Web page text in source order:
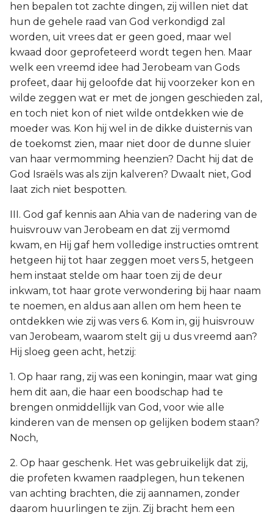
hen bepalen tot zachte dingen, zij willen niet dat
hun de gehele raad van God verkondigd zal
worden, uit vrees dat er geen goed, maar wel
kwaad door geprofeteerd wordt tegen hen. Maar
welk een vreemd idee had Jerobeam van Gods
profeet, daar hij geloofde dat hij voorzeker kon en
wilde zeggen wat er met de jongen geschieden zal,
en toch niet kon of niet wilde ontdekken wie de
moeder was. Kon hij wel in de dikke duisternis van
de toekomst zien, maar niet door de dunne sluier
van haar vermomming heenzien? Dacht hij dat de
God Israëls was als zijn kalveren? Dwaalt niet, God
laat zich niet bespotten.
III. God gaf kennis aan Ahia van de nadering van de
huisvrouw van Jerobeam en dat zij vermomd
kwam, en Hij gaf hem volledige instructies omtrent
hetgeen hij tot haar zeggen moet vers 5, hetgeen
hem instaat stelde om haar toen zij de deur
inkwam, tot haar grote verwondering bij haar naam
te noemen, en aldus aan allen om hem heen te
ontdekken wie zij was vers 6. Kom in, gij huisvrouw
van Jerobeam, waarom stelt gij u dus vreemd aan?
Hij sloeg geen acht, hetzij:
1. Op haar rang, zij was een koningin, maar wat ging
hem dit aan, die haar een boodschap had te
brengen onmiddellijk van God, voor wie alle
kinderen van de mensen op gelijken bodem staan?
Noch,
2. Op haar geschenk. Het was gebruikelijk dat zij,
die profeten kwamen raadplegen, hun tekenen
van achting brachten, die zij aannamen, zonder
daarom huurlingen te zijn. Zij bracht hem een